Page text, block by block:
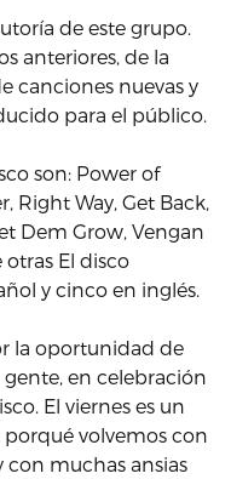
de este grupo.
anteriores, de la
canciones nuevas y
para el público.
son: Power of
Right Way, Get Back,
Dem Grow, Vengan
otras El disco
y cinco en inglés.
la oportunidad de
gente, en celebración
El viernes es un
volvemos con
con muchas ansias